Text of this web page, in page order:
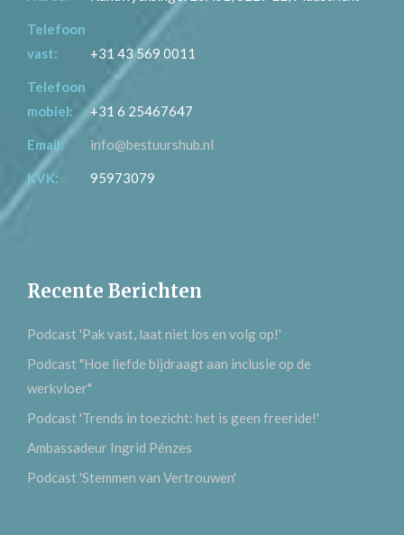
Telefoon
vast:
+31 43 569 0011
Telefoon
mobiel:
+31 6 25467647
Email: info@bestuurshub.nl
KVK: 95973079
Recente Berichten
Podcast 'Pak vast, laat niet los en volg op!'
Podcast "Hoe liefde bijdraagt aan inclusie op de
werkvloer"
Podcast 'Trends in toezicht: het is geen freeride!'
Ambassadeur Ingrid Pénzes
Podcast 'Stemmen van Vertrouwen'